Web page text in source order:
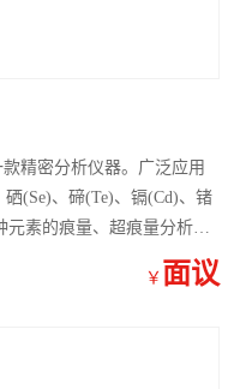
精密分析仪器。广泛应用
(Se)、碲(Te)、镉(Cd)、锗
元素的痕量、超痕量分析，
￥ 面议